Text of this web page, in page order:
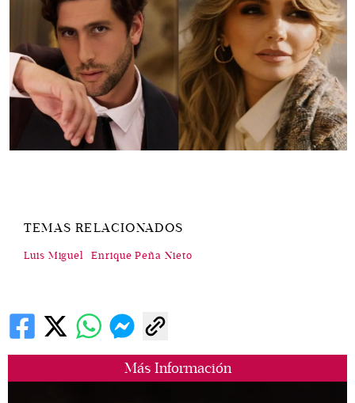
Más Información
TEMAS RELACIONADOS
Luis Miguel Enrique Peña Nieto